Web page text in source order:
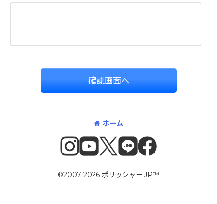
確認画面へ
ホーム
©2007-2026 ポリッシャー.JP™